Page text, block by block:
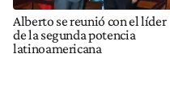
Alberto se reunió con el líder
de la segunda potencia
latinoamericana